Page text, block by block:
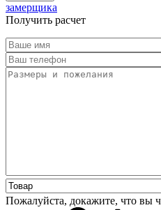
замерщика
Получить расчет
Пожалуйста, докажите, что вы